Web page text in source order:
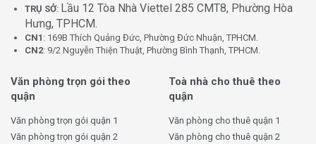
TRỤ SỞ: Lầu 12 Tòa Nhà Viettel 285 CMT8, Phường Hòa
Hưng, TPHCM.
CN1 : 169B Thích Quảng Đức, Phường Đức Nhuận, TPHCM.
CN2: 9/2 Nguyễn Thiện Thuật, Phường Bình Thạnh, TPHCM.
Văn phòng trọn gói theo
quận
Văn phòng trọn gói quận 1
Văn phòng trọn gói quận 2
Toà nhà cho thuê theo
quận
Văn phòng cho thuê quận 1
Văn phòng cho thuê quận 2